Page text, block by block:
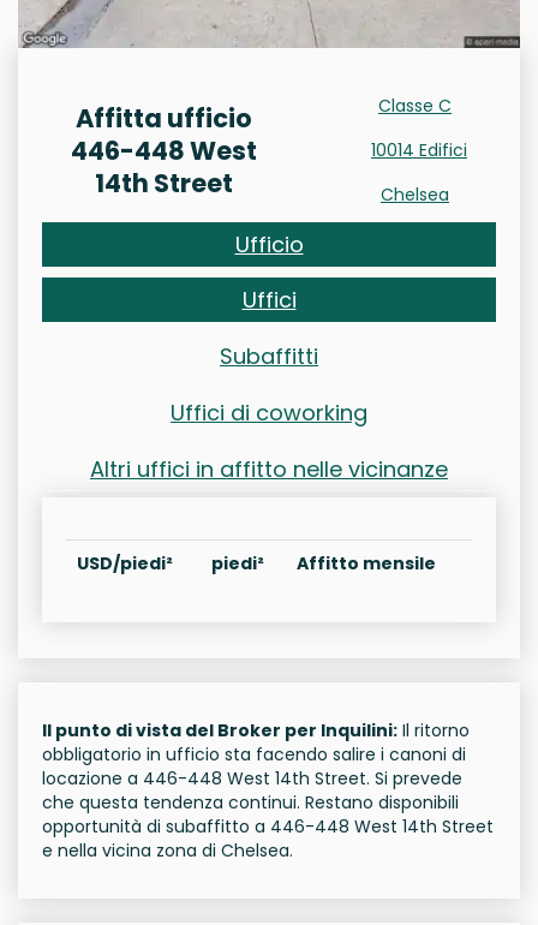
Affitta ufficio
446-448 West
14th Street
Classe C
10014 Edifici
Chelsea
Ufficio
Uffici
Subaffitti
Uffici di coworking
Altri uffici in affitto nelle vicinanze
USD/piedi² piedi² Affitto mensile
Il punto di vista del Broker per Inquilini: Il ritorno
obbligatorio in ufficio sta facendo salire i canoni di
locazione a 446-448 West 14th Street. Si prevede
che questa tendenza continui. Restano disponibili
opportunità di subaffitto a 446-448 West 14th Street
e nella vicina zona di Chelsea.